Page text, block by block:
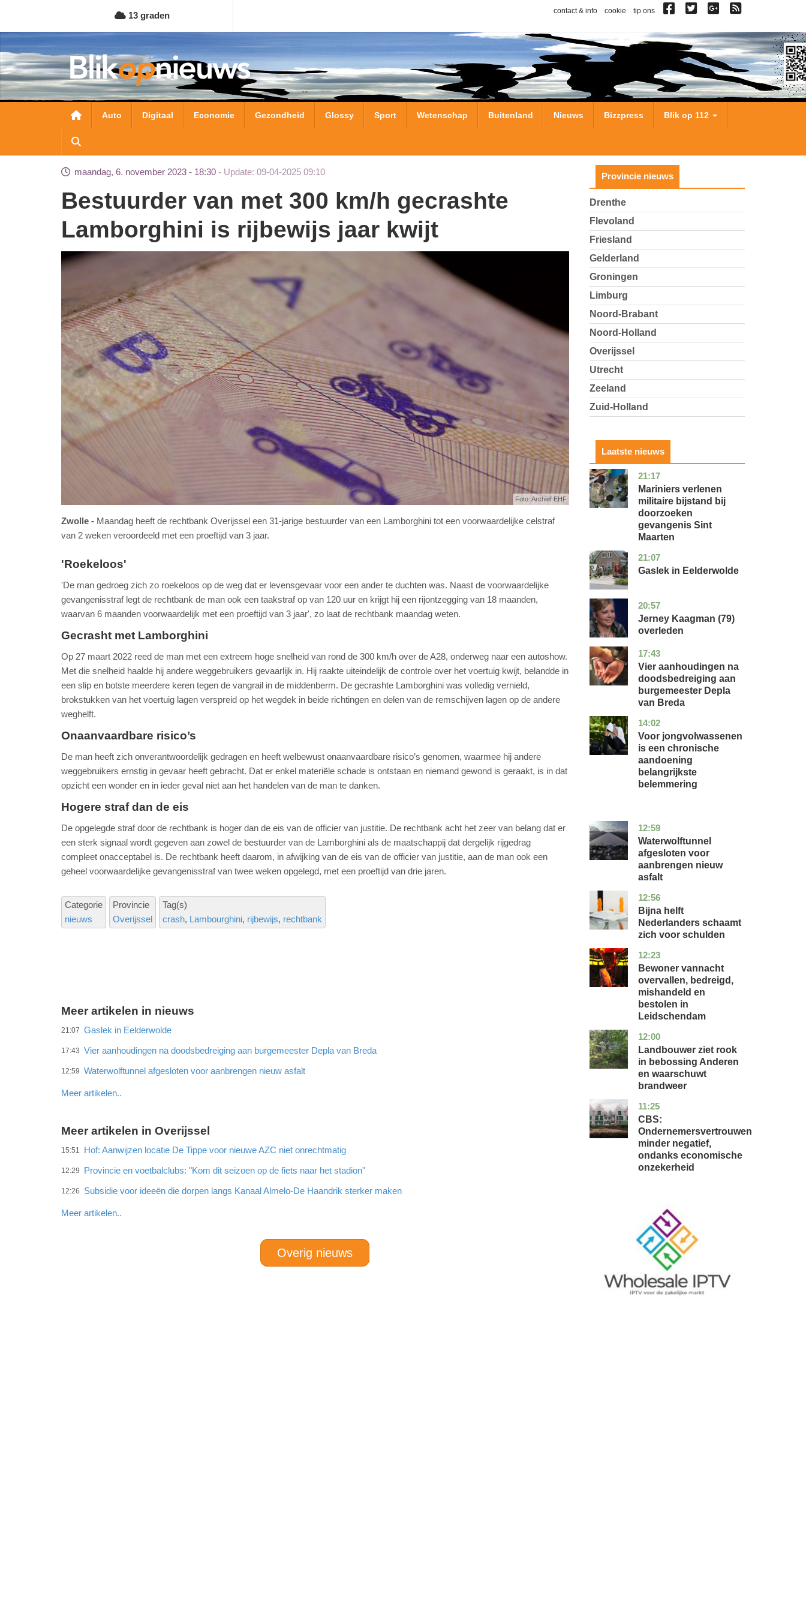
naar
de
inhoud
gaan
13 graden contact & info cookie tip ons
Hoofdnavigatie
Auto Digitaal Economie Gezondheid Glossy Sport Wetenschap Buitenland Nieuws Bizzpress Blik op 112
maandag, 6. november 2023 - 18:30 Update: 09-04-2025 09:10
Bestuurder van met 300 km/h gecrashte
Lamborghini is rijbewijs jaar kwijt
Foto: Archief EHF
Zwolle
Maandag heeft de rechtbank Overijssel een 31-jarige bestuurder van een Lamborghini tot een voorwaardelijke celstraf
van 2 weken veroordeeld met een proeftijd van 3 jaar.
'Roekeloos'
'De man gedroeg zich zo roekeloos op de weg dat er levensgevaar voor een ander te duchten was. Naast de voorwaardelijke
gevangenisstraf legt de rechtbank de man ook een taakstraf op van 120 uur en krijgt hij een rijontzegging van 18 maanden,
waarvan 6 maanden voorwaardelijk met een proeftijd van 3 jaar', zo laat de rechtbank maandag weten.
Gecrasht met Lamborghini
Op 27 maart 2022 reed de man met een extreem hoge snelheid van rond de 300 km/h over de A28, onderweg naar een autoshow.
Met die snelheid haalde hij andere weggebruikers gevaarlijk in. Hij raakte uiteindelijk de controle over het voertuig kwijt, belandde in
een slip en botste meerdere keren tegen de vangrail in de middenberm. De gecrashte Lamborghini was volledig vernield,
brokstukken van het voertuig lagen verspreid op het wegdek in beide richtingen en delen van de remschijven lagen op de andere
weghelft.
Onaanvaardbare risico’s
De man heeft zich onverantwoordelijk gedragen en heeft welbewust onaanvaardbare risico’s genomen, waarmee hij andere
weggebruikers ernstig in gevaar heeft gebracht. Dat er enkel materiële schade is ontstaan en niemand gewond is geraakt, is in dat
opzicht een wonder en in ieder geval niet aan het handelen van de man te danken.
Hogere straf dan de eis
De opgelegde straf door de rechtbank is hoger dan de eis van de officier van justitie. De rechtbank acht het zeer van belang dat er
een sterk signaal wordt gegeven aan zowel de bestuurder van de Lamborghini als de maatschappij dat dergelijk rijgedrag
compleet onacceptabel is. De rechtbank heeft daarom, in afwijking van de eis van de officier van justitie, aan de man ook een
geheel voorwaardelijke gevangenisstraf van twee weken opgelegd, met een proeftijd van drie jaren.
Categorie
nieuws
Provincie
Overijssel
Tag(s)
crash Lambourghini rijbewijs rechtbank
Meer artikelen in nieuws
21:07 Gaslek in Eelderwolde
17:43 Vier aanhoudingen na doodsbedreiging aan burgemeester Depla van Breda
12:59 Waterwolftunnel afgesloten voor aanbrengen nieuw asfalt
Meer artikelen..
Meer artikelen in Overijssel
15:51 Hof: Aanwijzen locatie De Tippe voor nieuwe AZC niet onrechtmatig
12:29 Provincie en voetbalclubs: "Kom dit seizoen op de fiets naar het stadion"
12:26 Subsidie voor ideeën die dorpen langs Kanaal Almelo-De Haandrik sterker maken
Meer artikelen..
Overig nieuws
Provincie nieuws
Drenthe
Flevoland
Friesland
Gelderland
Groningen
Limburg
Noord-Brabant
Noord-Holland
Overijssel
Utrecht
Zeeland
Zuid-Holland
Laatste nieuws
21:17
buitenland
Mariniers verlenen
militaire bijstand bij
doorzoeken
gevangenis Sint
Maarten
21:07
drenthe
nieuws
Gaslek in Eelderwolde
20:57
noord-
glossy
Jerney Kaagman (79)
overleden
17:43
noord-
brabant
nieuws
Vier aanhoudingen na
doodsbedreiging aan
burgemeester Depla
van Breda
14:02
utrecht
gezondheid
Voor jongvolwassenen
is een chronische
aandoening
belangrijkste
belemmering
12:59
noord-
holland
nieuws
Waterwolftunnel
afgesloten voor
aanbrengen nieuw
asfalt
12:56
noord-
holland
economie
Bijna helft
Nederlanders schaamt
zich voor schulden
12:23
zuid-
holland
nieuws
Bewoner vannacht
overvallen, bedreigd,
mishandeld en
bestolen in
Leidschendam
12:00
drenthe
nieuws
Landbouwer ziet rook
in bebossing Anderen
en waarschuwt
brandweer
11:25
zuid-
holland
economie
CBS:
Ondernemersvertrouwen
minder negatief,
ondanks economische
onzekerheid